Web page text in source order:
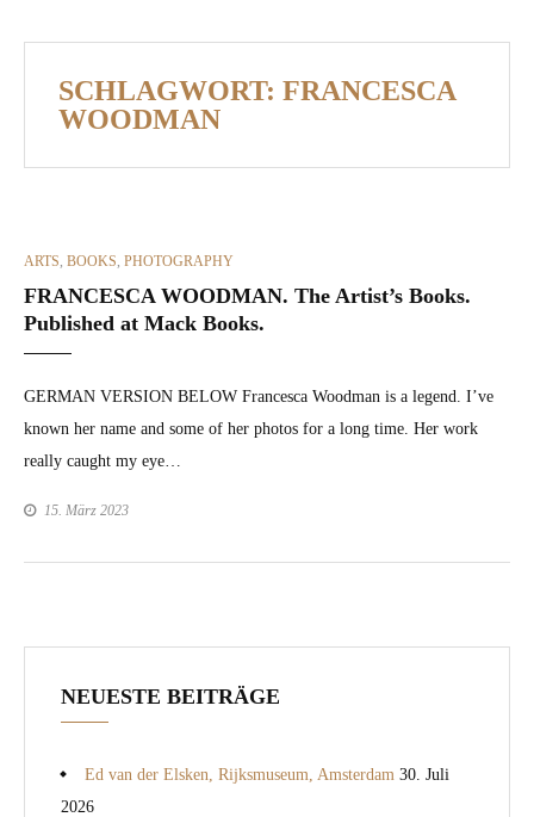
SCHLAGWORT: FRANCESCA
WOODMAN
CATEGORIES
ARTS, BOOKS, PHOTOGRAPHY
FRANCESCA WOODMAN. The Artist’s Books.
Published at Mack Books.
GERMAN VERSION BELOW Francesca Wood­man is a leg­end. I’ve
known her name and some of her pho­tos for a long time. Her work
real­ly caught my eye…
15. März 2023
NEUESTE BEITRÄGE
Ed van der Elsken, Rijksmuseum, Amsterdam 30. Juli
2026